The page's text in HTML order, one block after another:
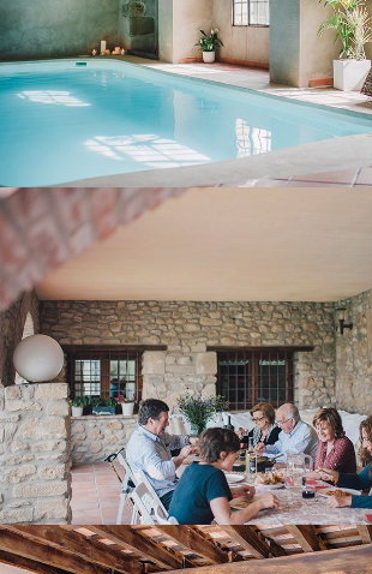
TERRASSE
SALLE DU PREMIER